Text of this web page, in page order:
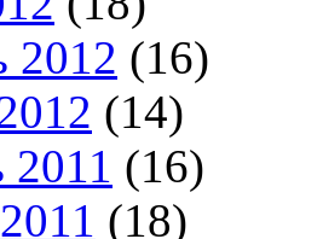
2012 (16)
(14)
2011 (16)
(18)